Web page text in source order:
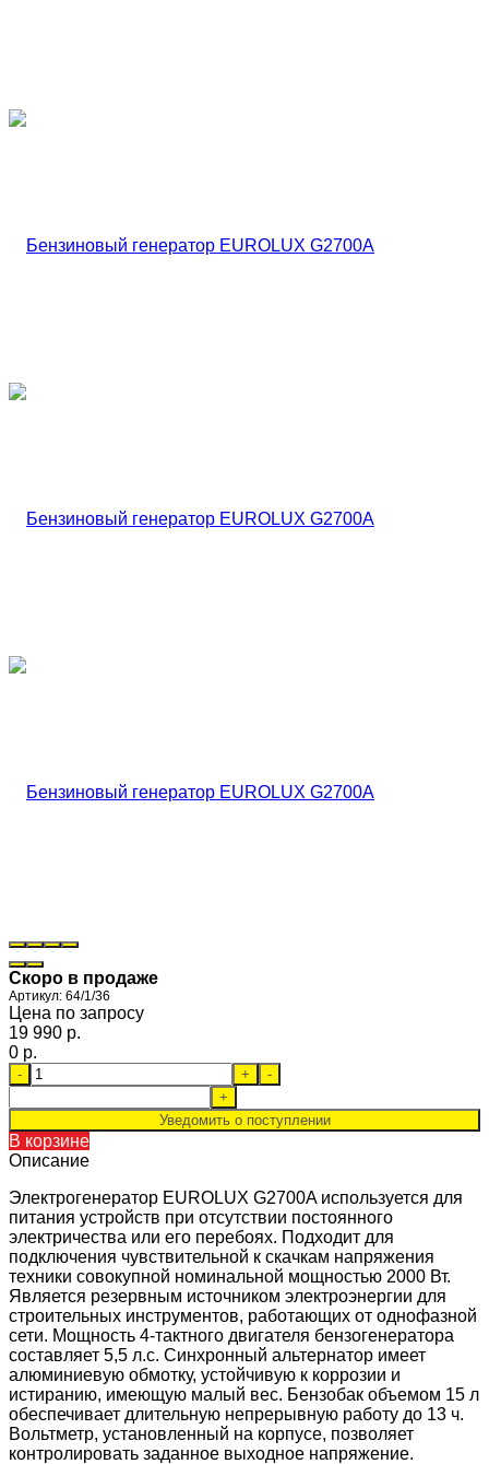
Скоро в продаже
Артикул: 64/1/36
Цена по запросу
19 990 p.
0 p.
- +
-
+
Уведомить о поступлении
В корзине
Описание
Электрогенератор EUROLUX G2700A используется для
питания устройств при отсутствии постоянного
электричества или его перебоях. Подходит для
подключения чувствительной к скачкам напряжения
техники совокупной номинальной мощностью 2000 Вт.
Является резервным источником электроэнергии для
строительных инструментов, работающих от однофазной
сети. Мощность 4-тактного двигателя бензогенератора
составляет 5,5 л.с. Синхронный альтернатор имеет
алюминиевую обмотку, устойчивую к коррозии и
истиранию, имеющую малый вес. Бензобак объемом 15 л
обеспечивает длительную непрерывную работу до 13 ч.
Вольтметр, установленный на корпусе, позволяет
контролировать заданное выходное напряжение.